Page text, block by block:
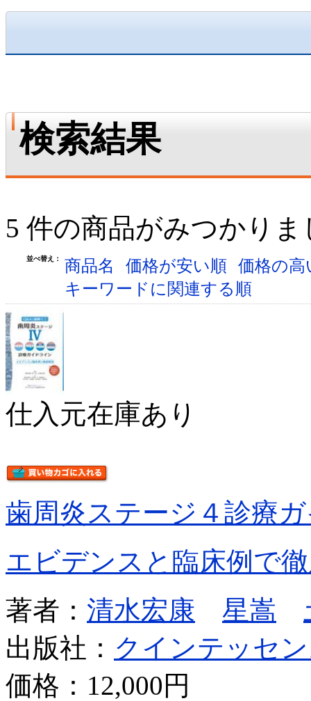
検索結果
5 件の商品がみつかりま
並べ替え： 商品名 価格が安い順 価格の
キーワードに関連する順
仕入元在庫あり
歯周炎ステージ４診療
エビデンスと臨床例で
著者： 清水宏康 星嵩
出版社： クインテッセ
価格： 12,000円